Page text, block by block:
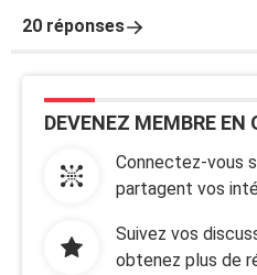
20 réponses
DEVENEZ MEMBRE EN
Connectez-vous
partagent vos
Suivez vos
obtenez plus de